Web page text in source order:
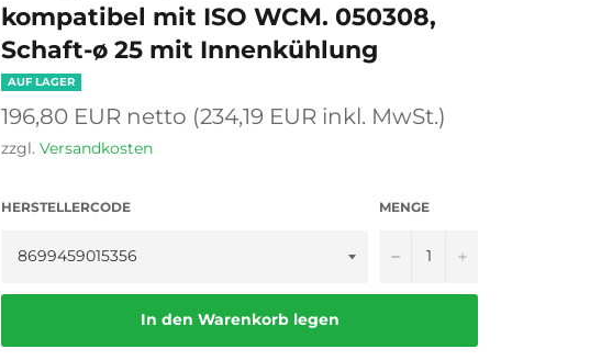
kompatibel mit ISO WCM. 050308,
Schaft-ø 25 mit Innenkühlung
AUF LAGER
Normaler
Preis
196,80 EUR netto (234,19 EUR inkl. MwSt.)
zzgl. Versandkosten
HERSTELLERCODE MENGE
− +
In den Warenkorb legen